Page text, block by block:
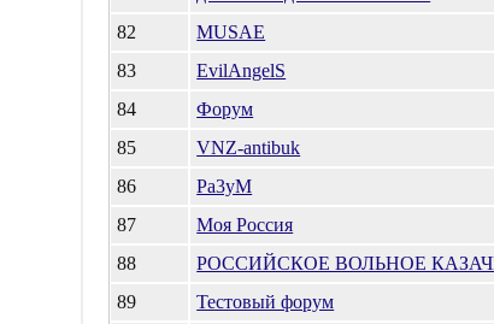
82
MUSAE
83
EvilAngelS
84
Форум
85
VNZ-antibuk
86
Pa3yM
87
Моя Россия
88
РОССИЙСКОЕ ВОЛЬНОЕ
89
Тестовый форум